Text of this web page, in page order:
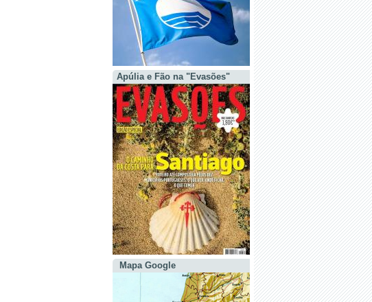
Apúlia e Fão na "Evasões"
Mapa Google